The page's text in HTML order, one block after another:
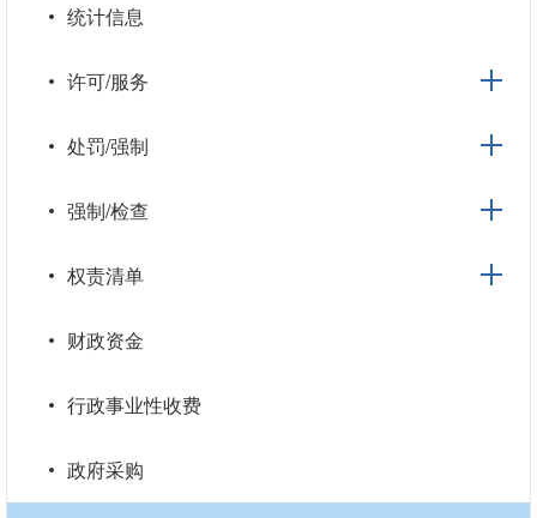
统计信息
许可/服务
处罚/强制
强制/检查
权责清单
财政资金
行政事业性收费
政府采购